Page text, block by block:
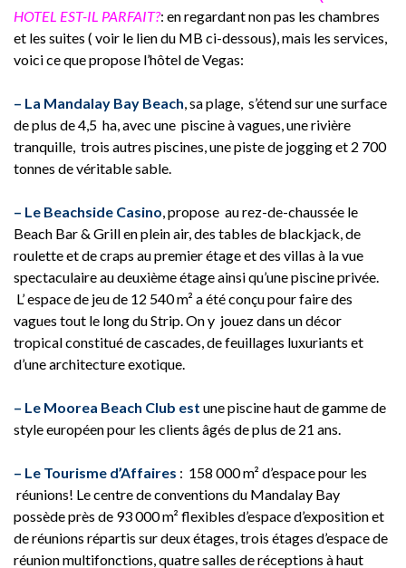
HOTEL EST-IL PARFAIT?: en regardant non pas les chambres
et les suites ( voir le lien du MB ci-dessous), mais les services,
voici ce que propose l’hôtel de Vegas:
– La Mandalay Bay Beach, sa plage, s’étend sur une surface
de plus de 4,5 ha, avec une piscine à vagues, une rivière
tranquille, trois autres piscines, une piste de jogging et 2 700
tonnes de véritable sable.
– Le Beachside Casino, propose au rez-de-chaussée le
Beach Bar & Grill en plein air, des tables de blackjack, de
roulette et de craps au premier étage et des villas à la vue
spectaculaire au deuxième étage ainsi qu’une piscine privée.
L’ espace de jeu de 12 540 m² a été conçu pour faire des
vagues tout le long du Strip. On y jouez dans un décor
tropical constitué de cascades, de feuillages luxuriants et
d’une architecture exotique.
– Le Moorea Beach Club est une piscine haut de gamme de
style européen pour les clients âgés de plus de 21 ans.
– Le Tourisme d’Affaires : 158 000 m² d’espace pour les
réunions! Le centre de conventions du Mandalay Bay
possède près de 93 000 m² flexibles d’espace d’exposition et
de réunions répartis sur deux étages, trois étages d’espace de
réunion multifonctions, quatre salles de réceptions à haut